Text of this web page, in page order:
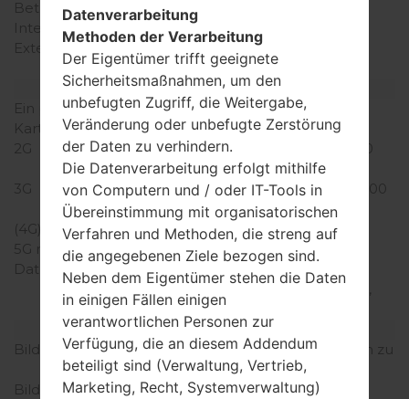
Betriebsgedächtnis
Interner Speicher
4GB
Externer Speicher
microSD, zu 32 GB
(dedizierter Slot)
Netzwerk und Daten
Ein paar Plätze für SIM-
Karten
1 Mini SIM
2G
GSM 850/900/1800/1900
MHz
3G
UMTS 850/1700/1900/2100
MHz
(4G) LTE
LTE 800/1700/2100
5G network
-
Daten
GPRS, EDGE, UMTS,
HSDPA, HSUPA, HSPA+,
LTE
Anzeige
Bildschirmgröße
4.0 in (~63.3% Bildschirm zu
Körper Verhältnis)
Bildschirmtyp
IPS LCD
Datenverarbeitung
Methoden der Verarbeitung
Der Eigentümer trifft geeignete
Sicherheitsmaßnahmen, um den
unbefugten Zugriff, die Weitergabe,
Veränderung oder unbefugte Zerstörung
der Daten zu verhindern.
Die Datenverarbeitung erfolgt mithilfe
von Computern und / oder IT-Tools in
Übereinstimmung mit organisatorischen
Verfahren und Methoden, die streng auf
die angegebenen Ziele bezogen sind.
Neben dem Eigentümer stehen die Daten
in einigen Fällen einigen
verantwortlichen Personen zur
Verfügung, die an diesem Addendum
beteiligt sind (Verwaltung, Vertrieb,
Marketing, Recht, Systemverwaltung)